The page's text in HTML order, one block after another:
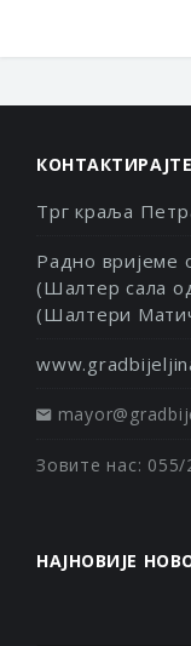
Трг краља
Радно вријеме
(Шалтер сала
(Шалтери
Зовите нас: 055/
НАЈНОВИЈЕ